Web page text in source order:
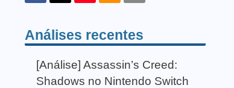
Análises recentes
[Análise] Assassin’s Creed:
Shadows no Nintendo Switch